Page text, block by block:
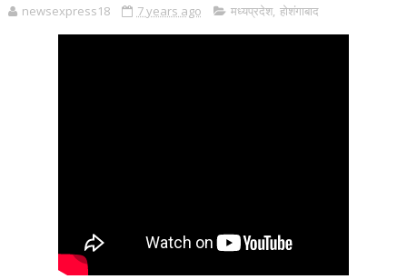
newsexpress18 7 years ago मध्यप्रदेश, होशंगाबाद